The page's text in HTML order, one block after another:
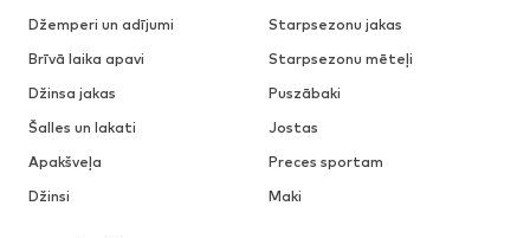
Džemperi un adījumi
Starpsezonu jakas
Brīvā laika apavi
Starpsezonu mēteļi
Džinsa jakas
Puszābaki
Šalles un lakati
Jostas
Apakšveļa
Preces sportam
Džinsi
Maki